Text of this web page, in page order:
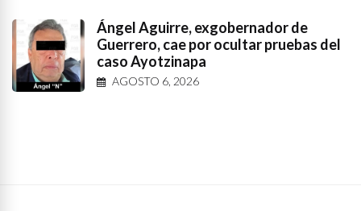
Ángel Aguirre, exgobernador de
Guerrero, cae por ocultar pruebas del
caso Ayotzinapa
AGOSTO 6, 2026